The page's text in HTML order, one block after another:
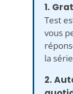
1.
Test
vous
la
2.